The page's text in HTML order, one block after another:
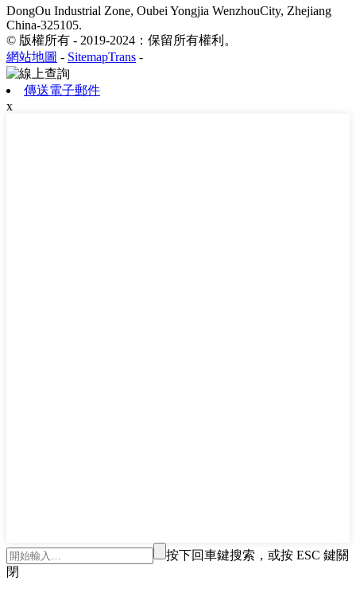
DongOu Industrial Zone, Oubei Yongjia WenzhouCity, Zhejiang
China-325105.
© 版權所有 - 2019-2024：保留所有權利。
網站地圖 - SitemapTrans -
傳送電子郵件
x
按下回車鍵搜索，或按 ESC 鍵關
閉